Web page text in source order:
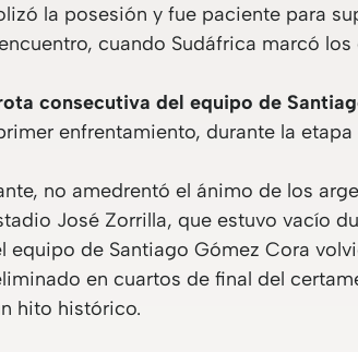
la posesión y fue paciente para
cuando Sudáfrica marcó
consecutiva del equipo de
enfrentamiento, durante la
no amedrentó el ánimo de los
José Zorrilla, que estuvo vacío
equipo de Santiago Gómez Cora
en cuartos de final del
hito histórico.